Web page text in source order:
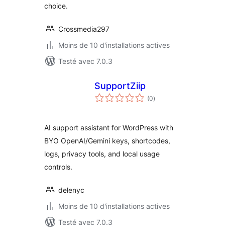
choice.
Crossmedia297
Moins de 10 d'installations actives
Testé avec 7.0.3
SupportZiip
(0notes
en
)
AI support assistant for WordPress with
BYO OpenAI/Gemini keys, shortcodes,
logs, privacy tools, and local usage
controls.
delenyc
Moins de 10 d'installations actives
Testé avec 7.0.3